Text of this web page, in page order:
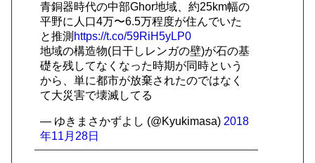
青銅器時代の中部Ghor地域、約25km幅の
平野に人口4万〜6.5万程度が住んでいた
と推測 https://t.co/59RiH5yLP0
地域の構造物(日干しレンガの壁)が石の基
礎を残してなくなった時期が同時という
から、単に都市が放棄されたのではなく
て大災害で壊滅してる
— ゆきまさかずよし (@Kyukimasa) 2018
年11月28日